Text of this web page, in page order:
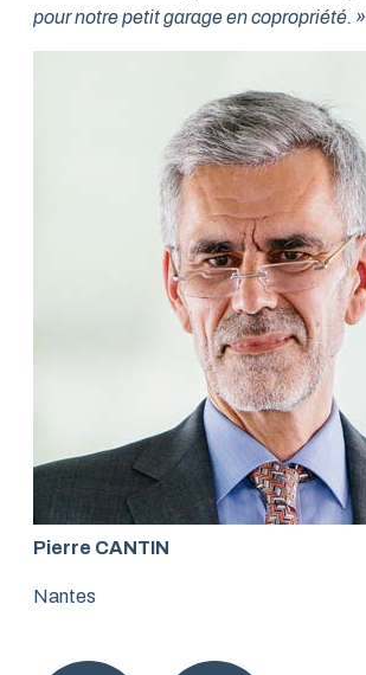
pour notre petit garage en copropriété. »
Pierre CANTIN
Nantes